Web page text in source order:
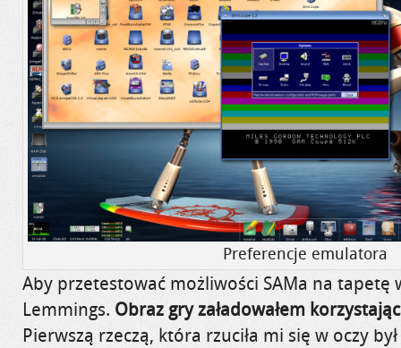
Preferencje emulatora
Aby przetestować możliwości SAMa na tapetę
Lemmings. Obraz gry załadowałem
Pierwszą rzeczą, która rzuciła mi się w oczy